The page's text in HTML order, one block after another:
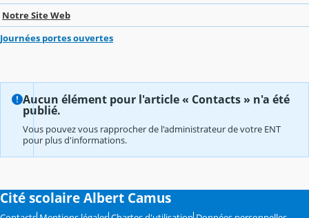
Notre Site Web
Journées portes ouvertes
Aucun élément pour l'article « Contacts » n'a été
publié.
Vous pouvez vous rapprocher de l'administrateur de votre ENT
pour plus d'informations.
Cité scolaire Albert Camus